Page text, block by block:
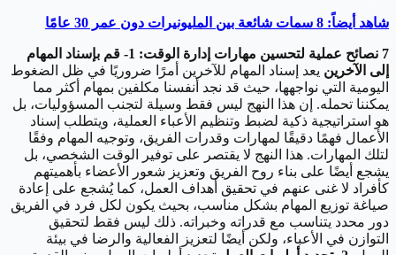
شاهد أيضاً: 8 سمات شائعة بين المليونيرات دون عمر 30 عامًا
7 نصائح عملية لتحسين مهارات إدارة الوقت:
1- قم بإسناد المهام
إلى الآخرين يعد إسناد المهام للآخرين أمرًا ضروريًا في ظل الضغوط
اليومية التي نواجهها، حيث قد نجد أنفسنا مكلفين بمهام أكثر مما
يمكننا تحمله. إن هذا النهج ليس فقط وسيلة لتجنب المسؤوليات، بل
هو استراتيجية ذكية لضبط وتنظيم الأعباء العملية، ويتطلب إسناد
الأعمال فهمًا دقيقًا لمهارات وقدرات الفريق، وتوجيه المهام وفقًا
لتلك المهارات. هذا النهج لا يقتصر على توفير الوقت الشخصي، بل
يشجع أيضًا على بناء روح الفريق وتعزيز شعور الأعضاء بأهميتهم
كأفراد لا غنى عنهم في تحقيق أهداف العمل، كما يُشجع على إعادة
صياغة توزيع المهام بشكل مناسب، بحيث يكون لكل فرد في الفريق
دور محدد يتناسب مع قدراته وخبراته. ذلك ليس فقط لتحقيق
التوازن في الأعباء، ولكن أيضًا لتعزيز الفعالية والرضا في بيئة